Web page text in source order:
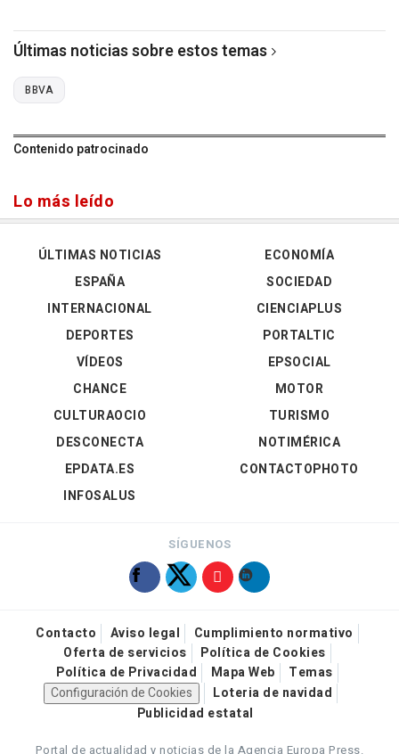
Últimas noticias sobre estos temas
BBVA
Contenido patrocinado
Lo más leído
ÚLTIMAS NOTICIAS
ESPAÑA
INTERNACIONAL
DEPORTES
VÍDEOS
ECONOMÍA
SOCIEDAD
CIENCIAPLUS
PORTALTIC
EPSOCIAL
CHANCE
CULTURAOCIO
DESCONECTA
EPDATA.ES
INFOSALUS
MOTOR
TURISMO
NOTIMÉRICA
CONTACTOPHOTO
SÍGUENOS
Contacto Aviso legal
Cumplimiento normativo
Oferta de servicios
Política de Cookies
Política de Privacidad
Mapa Web
Temas
Configuración de Cookies
Loteria de navidad
Publicidad estatal
Portal de actualidad y noticias de la Agencia Europa Press.